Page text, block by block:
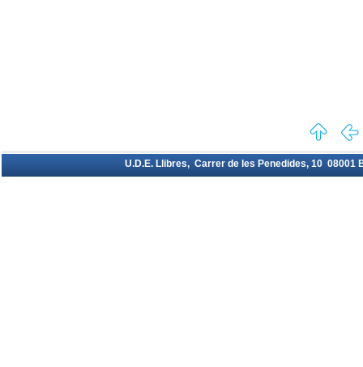
U.D.E. Llibres, Carrer de les Penedides, 10 08001